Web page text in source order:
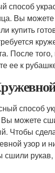
способ
Вы можете
купить
После
ее к
способ
можете
Чтобы
узор и
сшили